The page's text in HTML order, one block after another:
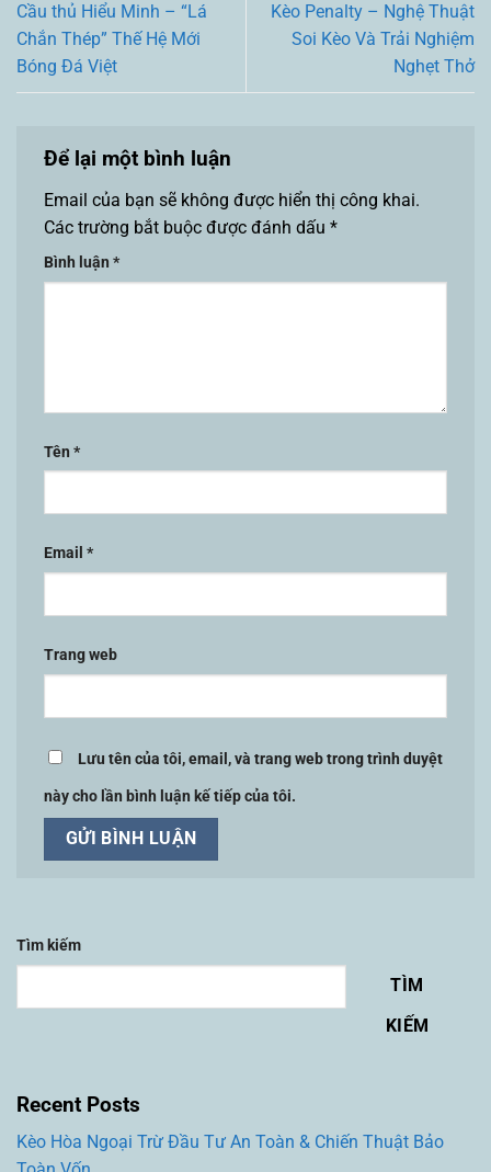
Cầu thủ Hiểu Minh – “Lá
Chắn Thép” Thế Hệ Mới
Bóng Đá Việt
Kèo Penalty – Nghệ Thuật
Soi Kèo Và Trải Nghiệm
Nghẹt Thở
Để lại một bình luận
Email của bạn sẽ không được hiển thị công khai.
Các trường bắt buộc được đánh dấu *
Bình luận *
Tên *
Email *
Trang web
Lưu tên của tôi, email, và trang web trong trình duyệt
này cho lần bình luận kế tiếp của tôi.
Tìm kiếm
TÌM
KIẾM
Recent Posts
Kèo Hòa Ngoại Trừ Đầu Tư An Toàn & Chiến Thuật Bảo